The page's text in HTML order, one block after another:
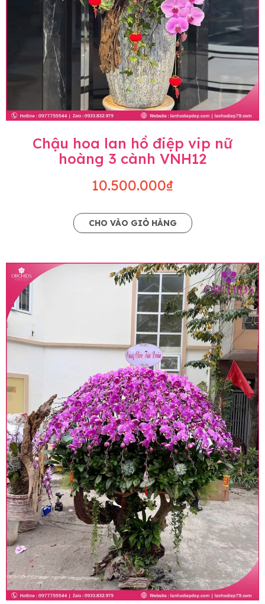
Chậu hoa lan hồ điệp vip nữ
hoàng 3 cành VNH12
10.500.000₫
CHO VÀO GIỎ HÀNG